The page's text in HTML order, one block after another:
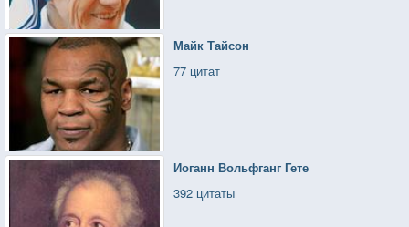
Майк Тайсон
77 цитат
Иоганн Вольфганг Гете
392 цитаты